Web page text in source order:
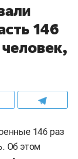
146
146 раз
Об этом